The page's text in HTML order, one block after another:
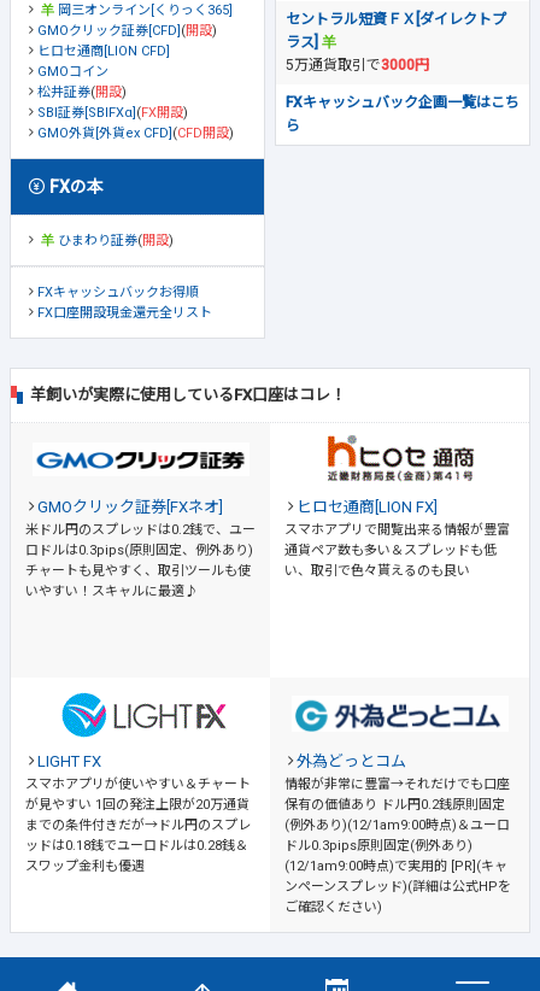
岡三オンライン[くりっく365]
GMOクリック証券[CFD] (開設)
ヒロセ通商[LION CFD]
GMOコイン
松井証券(開設)
SBI証券[SBIFXα] (FX開設)
GMO外貨[外貨ex CFD] (CFD開設)
FXの本
ひまわり証券(開設)
FXキャッシュバックお得順
FX口座開設現金還元全リスト
セントラル短資ＦＸ[ダイレクトプ
ラス]
5万通貨取引で3000円
FXキャッシュバック企画一覧はこち
ら
羊飼いが実際に使用しているFX口座はコレ！
GMOクリック証券[FXネオ]
米ドル円のスプレッドは0.2銭で、ユー
ロドルは0.3pips(原則固定、例外あり)
チャートも見やすく、取引ツールも使
いやすい！スキャルに最適♪
ヒロセ通商[LION FX]
スマホアプリで閲覧出来る情報が豊富
通貨ペア数も多い＆スプレッドも低
い、取引で色々貰えるのも良い
LIGHT FX
スマホアプリが使いやすい＆チャート
が見やすい 1回の発注上限が20万通貨
までの条件付きだが→ドル円のスプレ
ッドは0.18銭でユーロドルは0.28銭＆
スワップ金利も優遇
外為どっとコム
情報が非常に豊富→それだけでも口座
保有の価値あり
ドル円0.2銭原則固定
(例外あり)(12/1am9:00時点)＆ユーロ
ドル0.3pips原則固定(例外あり)
(12/1am9:00時点)で実用的 [PR](キャ
ンペーンスプレッド)(詳細は公式HPを
ご確認ください)